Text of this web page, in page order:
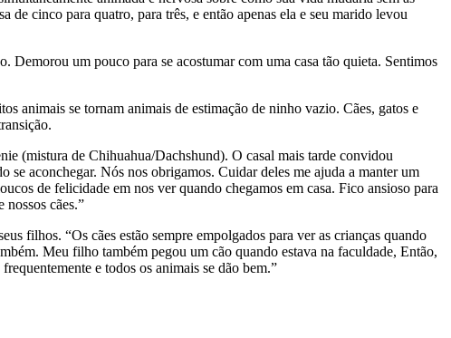
de cinco para quatro, para três, e então apenas ela e seu marido levou
Demorou um pouco para se acostumar com uma casa tão quieta. Sentimos
animais se tornam animais de estimação de ninho vazio. Cães, gatos e
(mistura de Chihuahua/Dachshund). O casal mais tarde convidou
se aconchegar. Nós nos obrigamos. Cuidar deles me ajuda a manter um
de felicidade em nos ver quando chegamos em casa. Fico ansioso para
nossos cães.”
filhos. “Os cães estão sempre empolgados para ver as crianças quando
Meu filho também pegou um cão quando estava na faculdade, Então,
e todos os animais se dão bem.”